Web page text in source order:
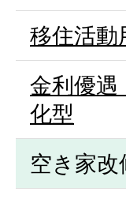
移住活動
金利優
化型
空き家